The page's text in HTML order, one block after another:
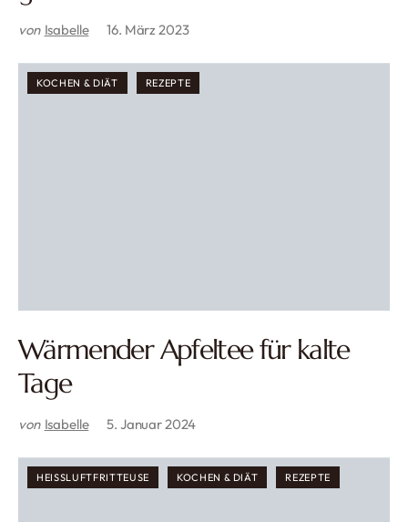
von Isabelle 16. März 2023
KOCHEN & DIÄT REZEPTE
Wärmender Apfeltee für kalte
Tage
von Isabelle 5. Januar 2024
HEISSLUFTFRITTEUSE KOCHEN & DIÄT REZEPTE